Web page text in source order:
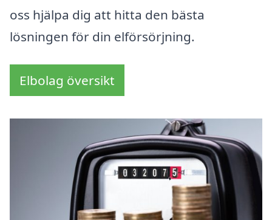
oss hjälpa dig att hitta den bästa
lösningen för din elförsörjning.
Elbolag översikt